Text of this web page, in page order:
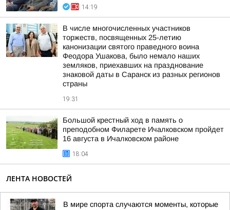
14:19
В числе многочисленных участников
торжеств, посвященных 25-летию
канонизации святого праведного воина
Феодора Ушакова, было немало наших
земляков, приехавших на празднование
знаковой даты в Саранск из разных регионов
страны
19:31
Большой крестный ход в память о
преподобном Филарете Ичалковском пройдет
16 августа в Ичалковском районе
18:04
ЛЕНТА НОВОСТЕЙ
В мире спорта случаются моменты, которые